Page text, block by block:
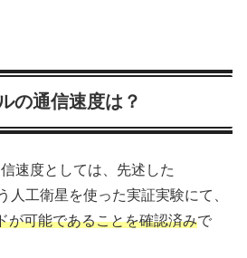
の通信速度は？
速度としては、先述した
人工衛星を使った実証実験にて、
が可能であることを確認済みで